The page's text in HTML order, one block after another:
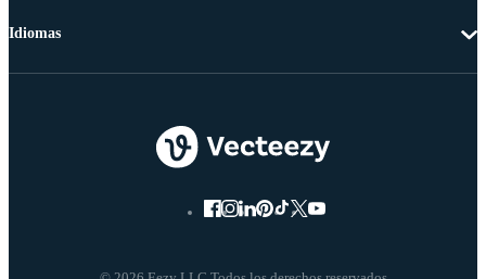
Idiomas